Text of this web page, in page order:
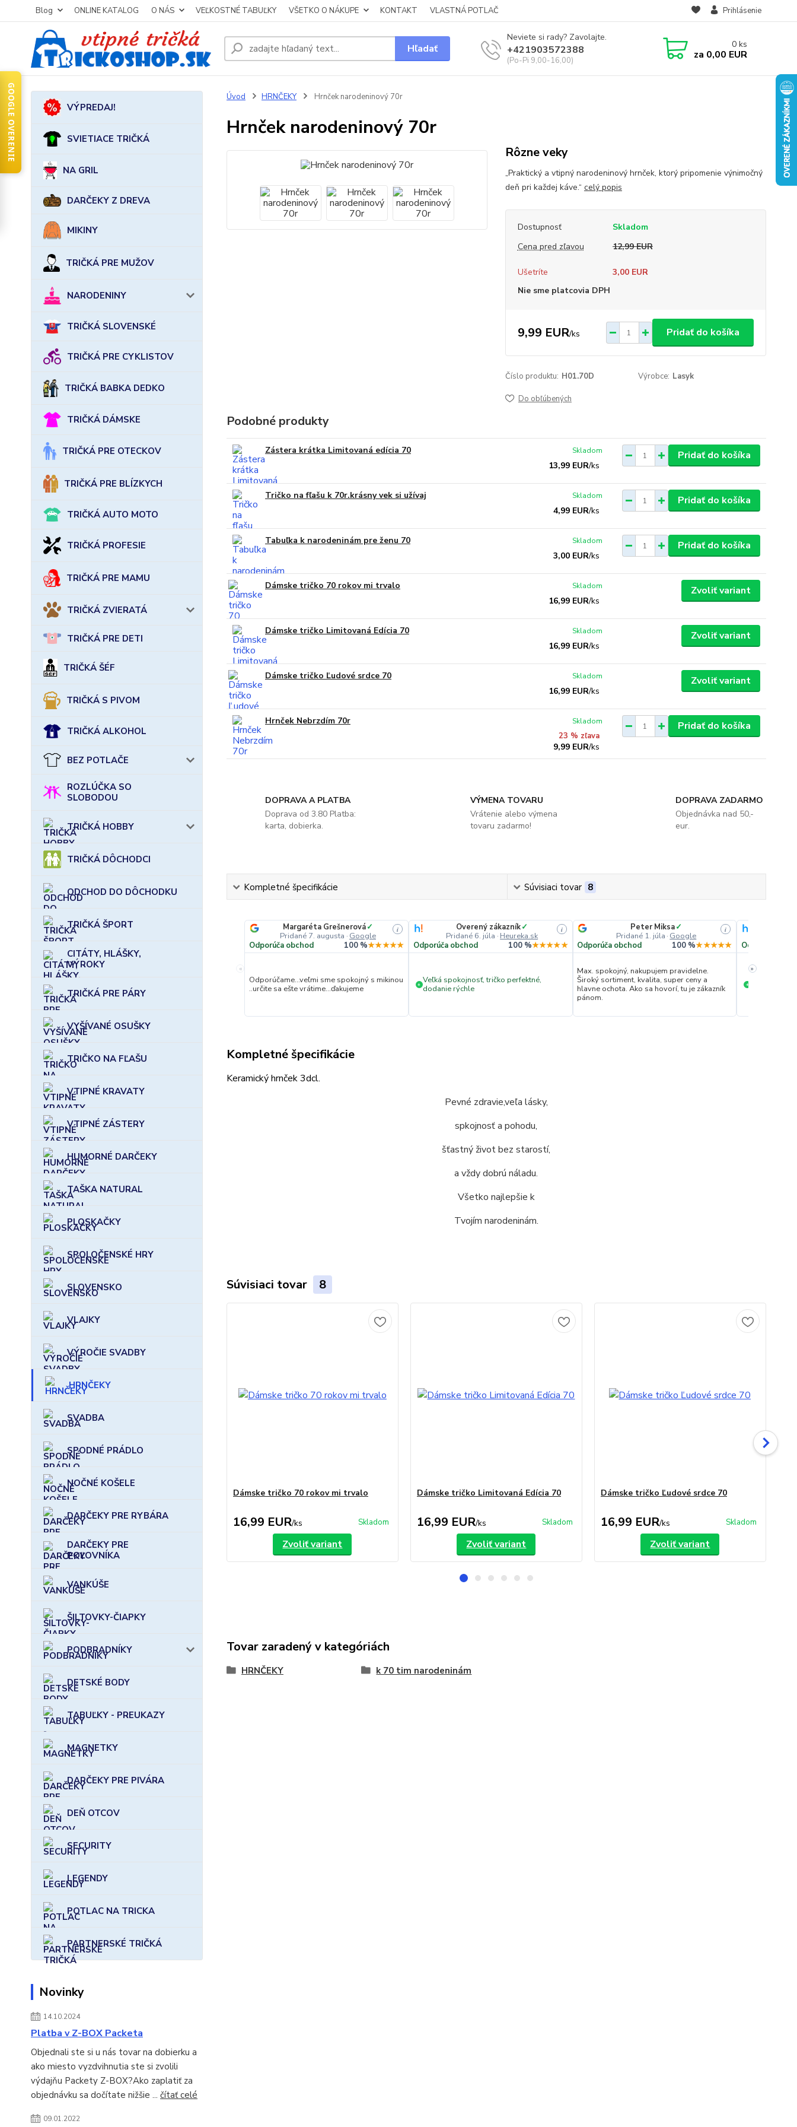
Blog ONLINE KATALOG O NÁS VEĽKOSTNÉ TABUĽKY VŠETKO O NÁKUPE KONTAKT VLASTNÁ POTLAČ Prihlásenie
Hľadať
Neviete si rady? Zavolajte.
+421903572388
(Po-Pi 9,00-16,00)
0 ks
za 0,00 EUR
VÝPREDAJ!
SVIETIACE TRIČKÁ
NA GRIL
DARČEKY Z DREVA
MIKINY
TRIČKÁ PRE MUŽOV
NARODENINY
TRIČKÁ SLOVENSKÉ
TRIČKÁ PRE CYKLISTOV
TRIČKÁ BABKA DEDKO
TRIČKÁ DÁMSKE
TRIČKÁ PRE OTECKOV
TRIČKÁ PRE BLÍZKYCH
TRIČKÁ AUTO MOTO
TRIČKÁ PROFESIE
TRIČKÁ PRE MAMU
TRIČKÁ ZVIERATÁ
TRIČKÁ PRE DETI
TRIČKÁ ŠÉF
TRIČKÁ S PIVOM
TRIČKÁ ALKOHOL
BEZ POTLAČE
ROZLÚČKA SO
SLOBODOU
TRIČKÁ HOBBY
TRIČKÁ DÔCHODCI
ODCHOD DO DÔCHODKU
TRIČKÁ ŠPORT
CITÁTY, HLÁŠKY,
VÝROKY
TRIČKÁ PRE PÁRY
VYŠÍVANÉ OSUŠKY
TRIČKO NA FĽAŠU
VTIPNÉ KRAVATY
VTIPNÉ ZÁSTERY
HUMORNÉ DARČEKY
TAŠKA NATURAL
PLOSKAČKY
SPOLOČENSKÉ HRY
SLOVENSKO
VLAJKY
VÝROČIE SVADBY
HRNČEKY
SVADBA
SPODNÉ PRÁDLO
NOČNÉ KOŠELE
DARČEKY PRE RYBÁRA
DARČEKY PRE
POĽOVNÍKA
VANKÚŠE
ŠILTOVKY-ČIAPKY
PODBRADNÍKY
DETSKÉ BODY
TABUĽKY - PREUKAZY
MAGNETKY
DARČEKY PRE PIVÁRA
DEŇ OTCOV
SECURITY
LEGENDY
POTLAC NA TRICKA
PARTNERSKÉ TRIČKÁ
Novinky
14.10.2024
Platba v Z-BOX Packeta
Objednali ste si u nás tovar na dobierku a
ako miesto vyzdvihnutia ste si zvolili
výdajňu Packety Z-BOX?Ako zaplatiť za
objednávku sa dočítate nižšie ... čítať celé
09.01.2022
Úvod HRNČEKY Hrnček narodeninový 70r
Hrnček narodeninový 70r
Rôzne veky
„Praktický a vtipný narodeninový hrnček, ktorý pripomenie výnimočný
deň pri každej káve.“ celý popis
Dostupnosť
Skladom
Cena pred zľavou
12,99 EUR
Ušetríte
3,00 EUR
Nie sme platcovia DPH
9,99 EUR/ks Pridať do košíka
Číslo produktu: H01.70D Výrobce: Lasyk
Do obľúbených
Podobné produkty
Zástera krátka Limitovaná edícia 70
13,99 EUR/ks
Skladom Pridať do košíka
Tričko na fľašu k 70r.krásny vek si užívaj
4,99 EUR/ks
Skladom Pridať do košíka
Tabuľka k narodeninám pre ženu 70
3,00 EUR/ks
Skladom Pridať do košíka
Dámske tričko 70 rokov mi trvalo
16,99 EUR/ks
Skladom Zvoliť variant
Dámske tričko Limitovaná Edícia 70
16,99 EUR/ks
Skladom Zvoliť variant
Dámske tričko Ľudové srdce 70
16,99 EUR/ks
Skladom Zvoliť variant
Hrnček Nebrzdím 70r
23 % zľava
9,99 EUR/ks
Skladom Pridať do košíka
DOPRAVA A PLATBA
Doprava od 3.80 Platba:
karta, dobierka.
VÝMENA TOVARU
Vrátenie alebo výmena
tovaru zadarmo!
DOPRAVA ZADARMO
Objednávka nad 50,-
eur.
Kompletné špecifikácie Súvisiaci tovar 8
«
Margaréta Grešnerová✓
Pridané 7. augusta · Google
i
Odporúča obchod 100 %★★★★★
Odporúčame...veľmi sme spokojný s mikinou
..určite sa ešte vrátime...ďakujeme
Overený zákazník✓
Pridané 6. júla · Heureka.sk
i
Odporúča obchod 100 %★★★★★
+ Veľká spokojnosť, tričko perfektné,
dodanie rýchle
Peter Miksa✓
Pridané 1. júla · Google
i
Odporúča obchod 100 %★★★★★
Max. spokojný, nakupujem pravidelne.
Široký sortiment, kvalita, super ceny a
hlavne ochota. Ako sa hovorí, tu je zákazník
pánom.
Odporúča
+
»
Kompletné špecifikácie
Keramický hrnček 3dcl.
Pevné zdravie,veľa lásky,
spkojnosť a pohodu,
šťastný život bez starostí,
a vždy dobrú náladu.
Všetko najlepšie k
Tvojím narodeninám.
Súvisiaci tovar 8
Dámske tričko 70 rokov mi trvalo
16,99 EUR/ks Skladom
Zvoliť variant
Dámske tričko Limitovaná Edícia 70
16,99 EUR/ks Skladom
Zvoliť variant
Dámske tričko Ľudové srdce 70
16,99 EUR/ks Skladom
Zvoliť variant
Tovar zaradený v kategóriách
HRNČEKY k 70 tim narodeninám
GOOGLE OVERENIE